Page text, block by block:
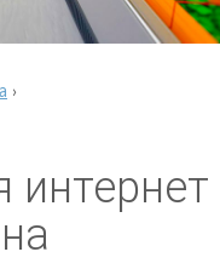
›
интернет